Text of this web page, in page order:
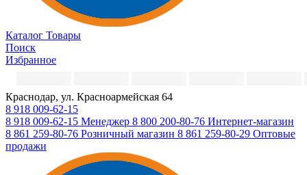
Каталог Товары
Поиск
Избранное
Краснодар, ул. Красноармейская 64
8 918 009-62-15
8 918 009-62-15 Менеджер 8 800 200-80-76 Интернет-магазин
8 861 259-80-76 Розничный магазин 8 861 259-80-29 Оптовые
продажи